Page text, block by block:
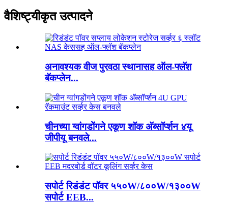
वैशिष्ट्यीकृत उत्पादने
अनावश्यक वीज पुरवठा स्थानासह ऑल-फ्लॅश
बॅकप्लेन...
चीनच्या ग्वांगडोंगने एकूण शॉक अ‍ॅब्सॉर्प्शन ४यू
जीपीयू बनवले...
सपोर्ट रिडंडंट पॉवर ५५०W/८००W/१३००W
सपोर्ट EEB...